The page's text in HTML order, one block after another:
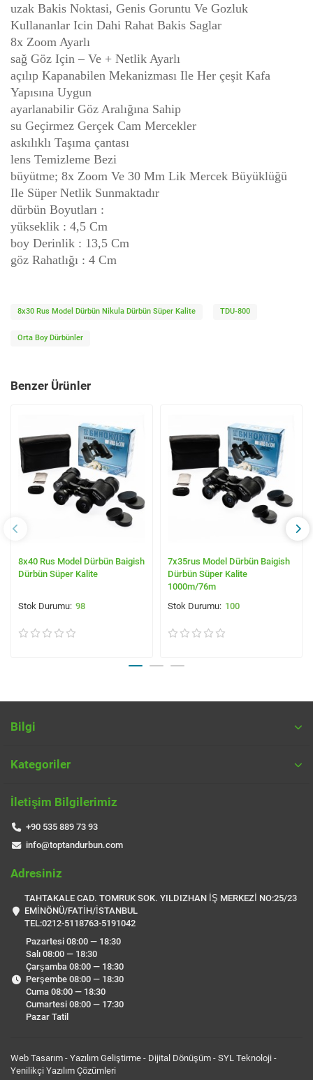
uzak Bakis Noktasi, Genis Goruntu Ve Gozluk
Kullananlar Icin Dahi Rahat Bakis Saglar
8x Zoom Ayarlı
sağ Göz Için – Ve + Netlik Ayarlı
açılıp Kapanabilen Mekanizması Ile Her çeşit Kafa
Yapısına Uygun
ayarlanabilir Göz Aralığına Sahip
su Geçirmez Gerçek Cam Mercekler
askılıklı Taşıma çantası
lens Temizleme Bezi
büyütme; 8x Zoom Ve 30 Mm Lik Mercek Büyüklüğü
Ile Süper Netlik Sunmaktadır
dürbün Boyutları :
yükseklik : 4,5 Cm
boy Derinlik : 13,5 Cm
göz Rahatlığı : 4 Cm
8x30 Rus Model Dürbün Nikula Dürbün Süper Kalite TDU-800
Orta Boy Dürbünler
Benzer Ürünler
8x40 Rus Model Dürbün Baigish
Dürbün Süper Kalite
98
7x35rus Model Dürbün Baigish
Dürbün Süper Kalite
1000m/76m
100
Bilgi
Kategoriler
İletişim Bilgilerimiz
+90 535 889 73 93
info@toptandurbun.com
Adresiniz
TAHTAKALE CAD. TOMRUK SOK. YILDIZHAN İŞ MERKEZİ NO:25/23
EMİNÖNÜ/FATİH/İSTANBUL
TEL:0212-5118763-5191042
Pazartesi 08:00 — 18:30
Salı 08:00 — 18:30
Çarşamba 08:00 — 18:30
Perşembe 08:00 — 18:30
Cuma 08:00 — 18:30
Cumartesi 08:00 — 17:30
Pazar Tatil
Web Tasarım - Yazılım Geliştirme - Dijital Dönüşüm - SYL Teknoloji -
Yenilikçi Yazılım Çözümleri